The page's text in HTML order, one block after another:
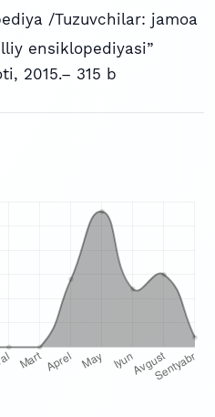
/Tuzuvchilar: jamoa
ensiklopediyasi”
2015.– 315 b